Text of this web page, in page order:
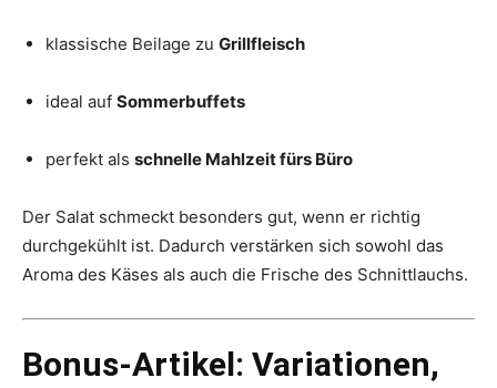
klassische Beilage zu Grillfleisch
ideal auf Sommerbuffets
perfekt als schnelle Mahlzeit fürs Büro
Der Salat schmeckt besonders gut, wenn er richtig
durchgekühlt ist. Dadurch verstärken sich sowohl das
Aroma des Käses als auch die Frische des Schnittlauchs.
Bonus-Artikel: Variationen,